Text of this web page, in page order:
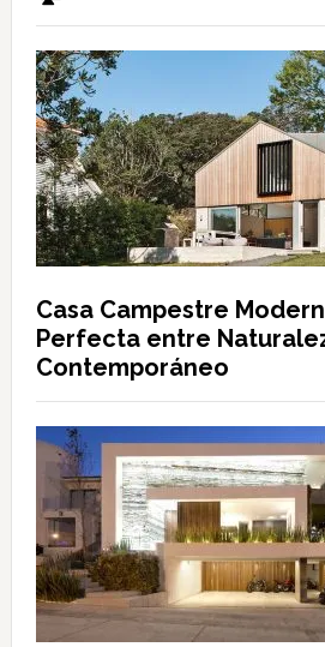
Casa Campestre
Perfecta entre
Contemporáneo